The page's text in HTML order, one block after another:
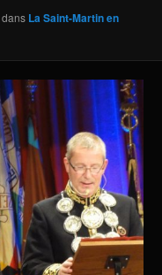
dans La Saint-Martin en